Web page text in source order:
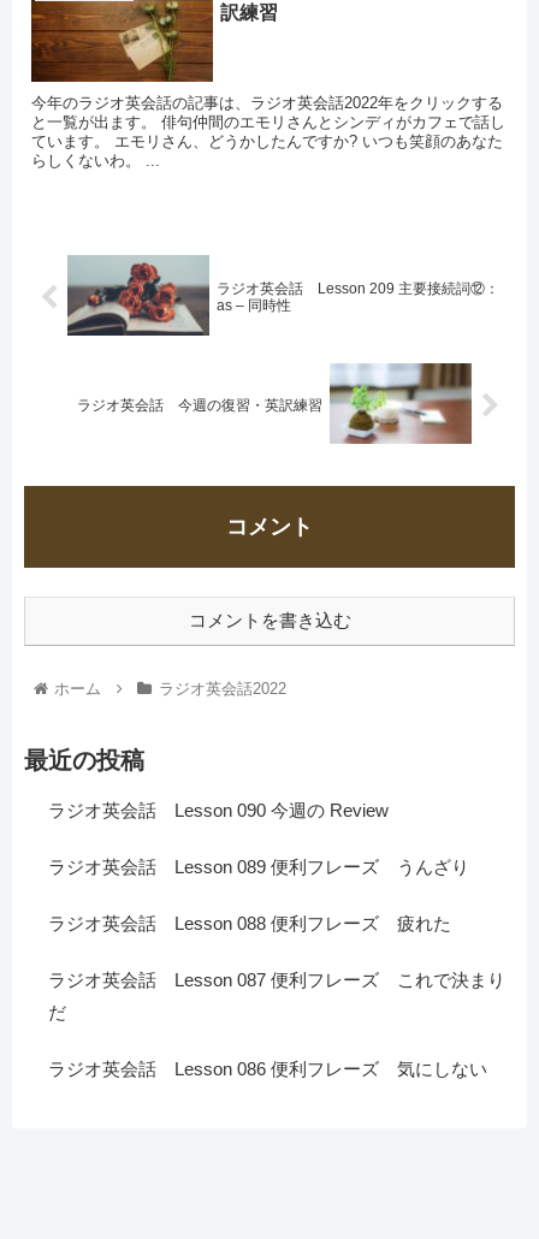
訳練習
今年のラジオ英会話の記事は、ラジオ英会話2022年をクリックする
と一覧が出ます。 俳句仲間のエモリさんとシンディがカフェで話し
ています。 エモリさん、どうかしたんですか? いつも笑顔のあなた
らしくないわ。 ...
ラジオ英会話 Lesson 209 主要接続詞⑫：
as – 同時性
ラジオ英会話 今週の復習・英訳練習
コメント
コメントを書き込む
ホーム ラジオ英会話2022
最近の投稿
ラジオ英会話 Lesson 090 今週の Review
ラジオ英会話 Lesson 089 便利フレーズ うんざり
ラジオ英会話 Lesson 088 便利フレーズ 疲れた
ラジオ英会話 Lesson 087 便利フレーズ これで決まり
だ
ラジオ英会話 Lesson 086 便利フレーズ 気にしない